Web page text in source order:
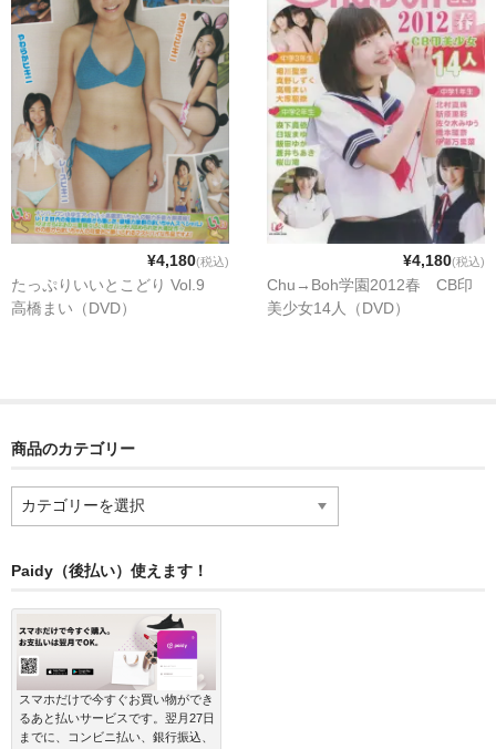
¥4,180(税込)
たっぷりいいとこどり Vol.9
高橋まい（DVD）
¥4,180(税込)
Chu→Boh学園2012春 CB印
美少女14人（DVD）
商品のカテゴリー
カ
ゴ
リ
ー
Paidy（後払い）使えます！
スマホだけで今すぐお買い物ができ
るあと払いサービスです。翌月27日
までに、コンビニ払い、銀行振込、